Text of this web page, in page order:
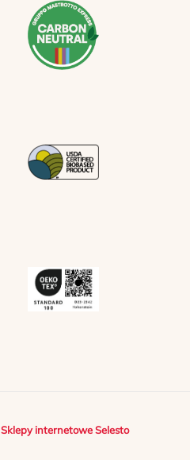
Sklepy internetowe Selesto